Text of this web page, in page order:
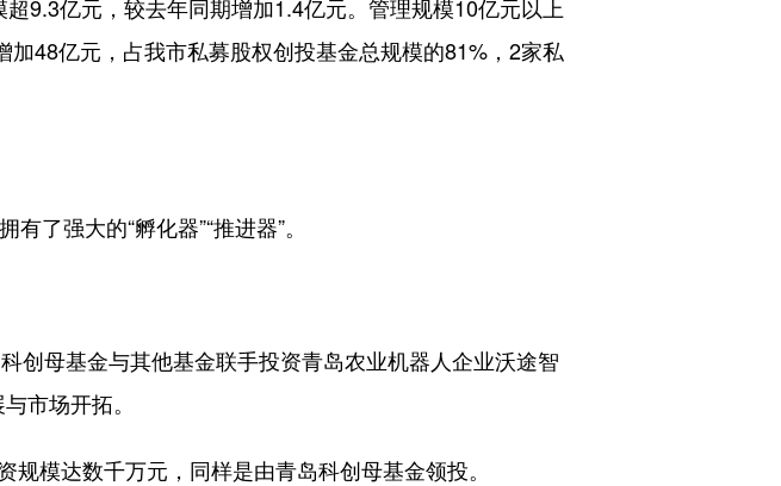
9.3亿元，较去年同期增加1.4亿元。管理规模10亿元以上
48亿元，占我市私募股权创投基金总规模的81%，2家私
了强大的“孵化器”“推进器”。
母基金与其他基金联手投资青岛农业机器人企业沃途智
市场开拓。
模达数千万元，同样是由青岛科创母基金领投。